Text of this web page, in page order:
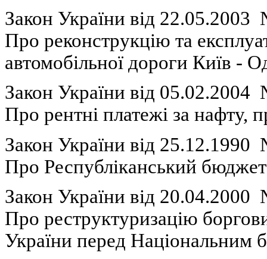
Закон України вiд
Про реконструкцію та
автомобільної дороги Київ -
Закон України вiд
Про рентні платежі за нафту,
Закон України вiд
Про Республіканський
Закон України вiд
Про реструктуризацію
України перед Національним